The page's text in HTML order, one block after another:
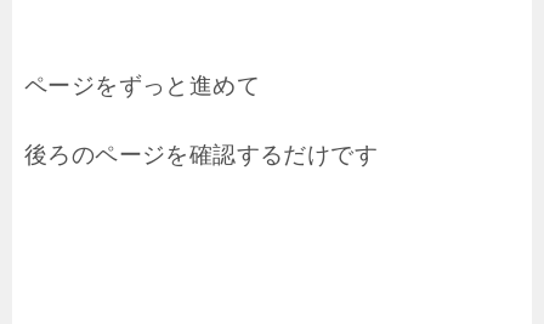
ページをずっと進めて
後ろのページを確認するだけです